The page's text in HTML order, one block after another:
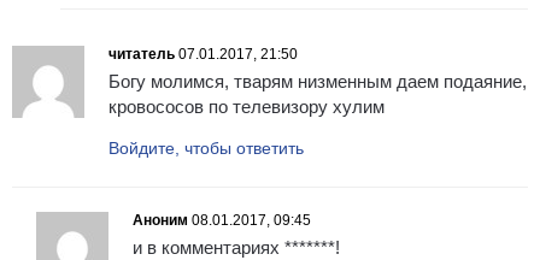
читатель 07.01.2017, 21:50
Богу молимся, тварям низменным даем подаяние,
кровососов по телевизору хулим
Войдите, чтобы ответить
Аноним 08.01.2017, 09:45
и в комментариях *******!